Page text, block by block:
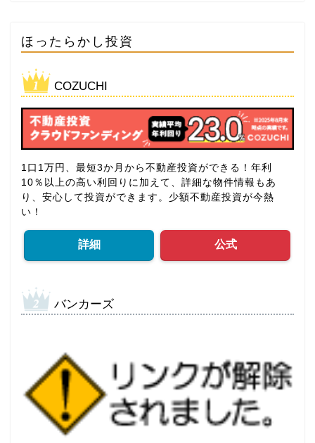
ほったらかし投資
COZUCHI
1口1万円、最短3か月から不動産投資ができる！年利
10％以上の高い利回りに加えて、詳細な物件情報もあ
り、安心して投資ができます。少額不動産投資が今熱
い！
詳細 公式
バンカーズ